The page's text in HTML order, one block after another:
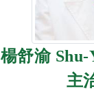
楊舒渝 Shu-
主